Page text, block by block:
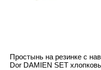
Простынь на резинке с
Dor DAMIEN SET